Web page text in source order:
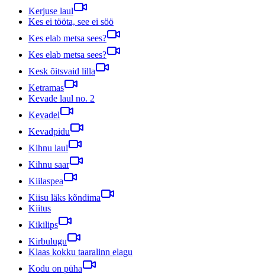
Kerjuse laul
Kes ei tööta, see ei söö
Kes elab metsa sees?
Kes elab metsa sees?
Kesk õitsvaid lilla
Ketramas
Kevade laul no. 2
Kevadel
Kevadpidu
Kihnu laul
Kihnu saar
Kiilaspea
Kiisu läks kõndima
Kiitus
Kikilips
Kirbulugu
Klaas kokku taaralinn elagu
Kodu on püha